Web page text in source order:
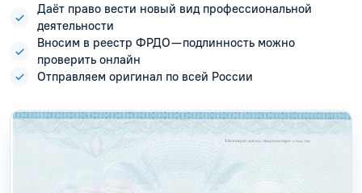
Даёт право вести новый вид профессиональной
деятельности
Вносим в реестр ФРДО — подлинность можно
проверить онлайн
Отправляем оригинал по всей России